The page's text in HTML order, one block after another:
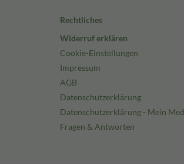
Rechtliches
Widerruf erklären
Cookie-Einstellungen
Impressum
AGB
Datenschutzerklärung
Datenschutzerklärung - Mein
Fragen & Antworten